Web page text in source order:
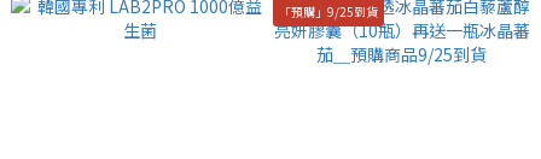
「預購」9/25到貨